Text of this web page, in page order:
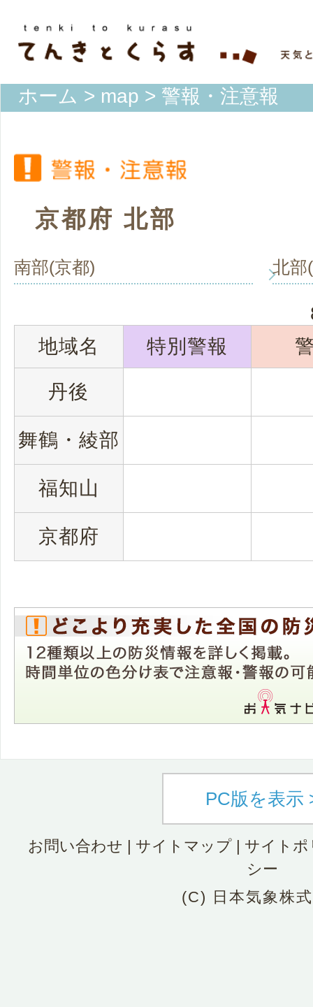
ホーム > map > 警報・注意報
京都府 北部
南部(京都) 北部
地域名
特別警報
丹後
舞鶴・綾部
福知山
京都府
PC版を表示
お問い合わせ サイトマップ| サイトポ
シー
(C) 日本気象株